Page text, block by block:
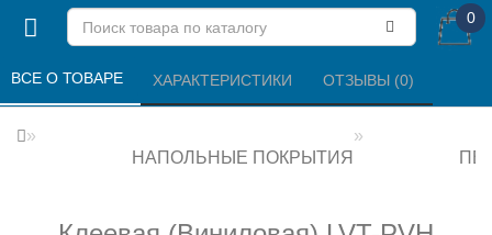
0
НАПОЛЬНЫЕ ПОКРЫТИЯ
ВСЕ О ТОВАРЕ ХАРАКТЕРИСТИКИ ОТЗЫВЫ (0)